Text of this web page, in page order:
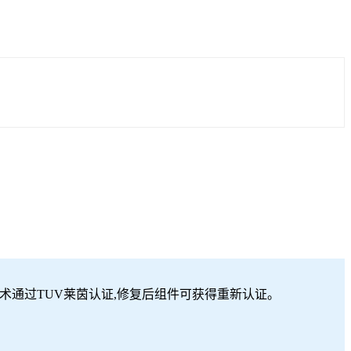
通过TUV莱茵认证,修复后组件可获得重新认证。